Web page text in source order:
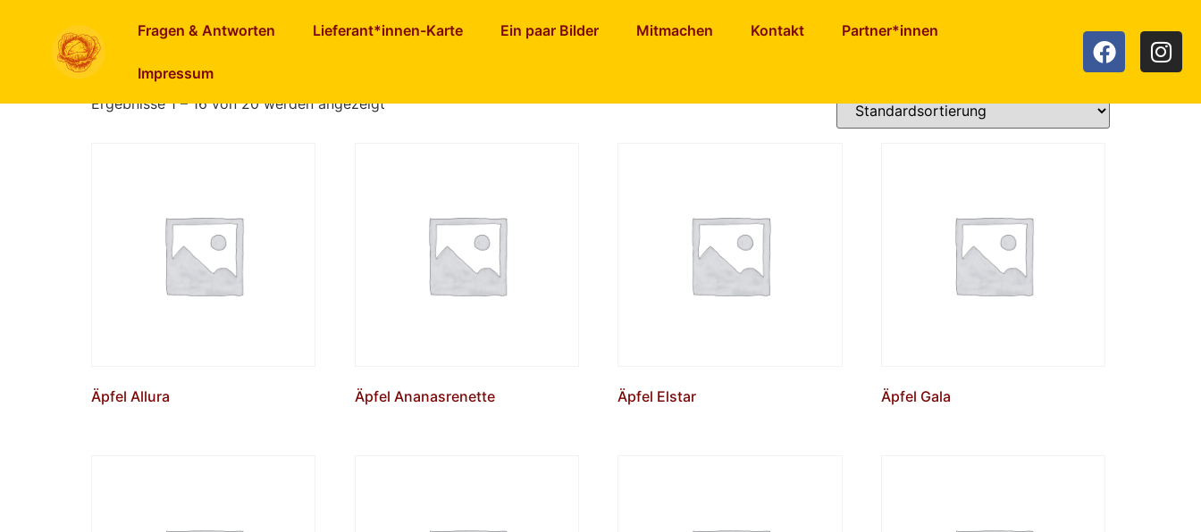
Fragen & Antworten Lieferant*innen-Karte Ein paar Bilder Mitmachen Kontakt Partner*innen
Impressum
Obst
Ergebnisse 1 – 16 von 20 werden angezeigt
Äpfel Allura Äpfel Ananasrenette Äpfel Elstar Äpfel Gala